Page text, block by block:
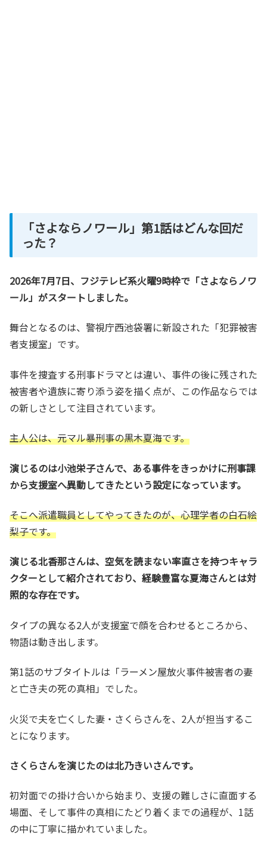
「さよならノワール」第1話はどんな回だ
った？
2026年7月7日、フジテレビ系火曜9時枠で「さよならノワ
ール」がスタートしました。
舞台となるのは、警視庁西池袋署に新設された「犯罪被害
者支援室」です。
事件を捜査する刑事ドラマとは違い、事件の後に残された
被害者や遺族に寄り添う姿を描く点が、この作品ならでは
の新しさとして注目されています。
主人公は、元マル暴刑事の黒木夏海です。
演じるのは小池栄子さんで、ある事件をきっかけに刑事課
から支援室へ異動してきたという設定になっています。
そこへ派遣職員としてやってきたのが、心理学者の白石絵
梨子です。
演じる北香那さんは、空気を読まない率直さを持つキャラ
クターとして紹介されており、経験豊富な夏海さんとは対
照的な存在です。
タイプの異なる2人が支援室で顔を合わせるところから、
物語は動き出します。
第1話のサブタイトルは「ラーメン屋放火事件被害者の妻
と亡き夫の死の真相」でした。
火災で夫を亡くした妻・さくらさんを、2人が担当するこ
とになります。
さくらさんを演じたのは北乃きいさんです。
初対面での掛け合いから始まり、支援の難しさに直面する
場面、そして事件の真相にたどり着くまでの過程が、1話
の中に丁寧に描かれていました。